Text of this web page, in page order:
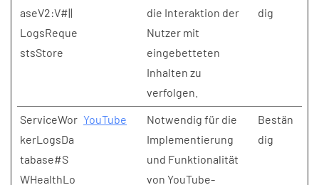
aseV2:V#||
LogsReque
stsStore
die Interaktion der
Nutzer mit
eingebetteten
Inhalten zu
verfolgen.
dig
ServiceWor
kerLogsDa
tabase#S
WHealthLo
YouTube
Notwendig für die
Implementierung
und Funktionalität
von YouTube-
Bestän
dig